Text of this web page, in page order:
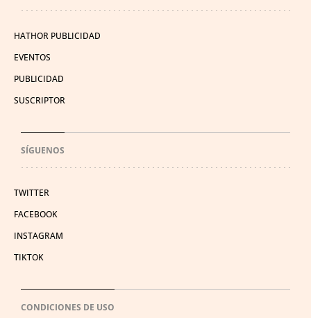
HATHOR PUBLICIDAD
EVENTOS
PUBLICIDAD
SUSCRIPTOR
SÍGUENOS
TWITTER
FACEBOOK
INSTAGRAM
TIKTOK
CONDICIONES DE USO